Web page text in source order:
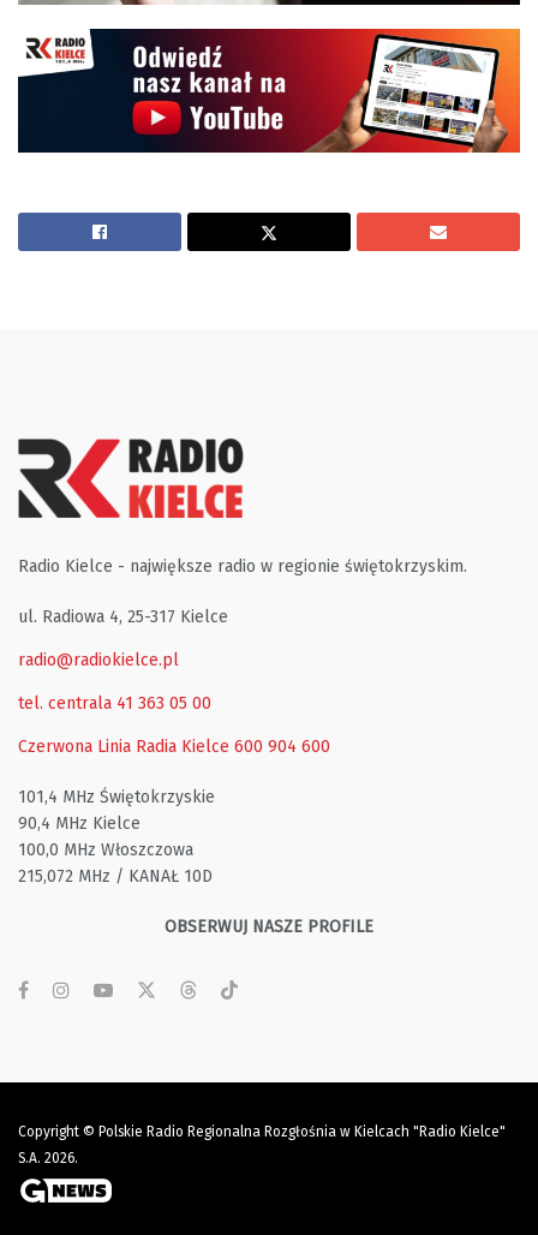
Radio Kielce - największe radio w regionie świętokrzyskim.
ul. Radiowa 4, 25-317 Kielce
radio@radiokielce.pl
tel. centrala 41 363 05 00
Czerwona Linia Radia Kielce 600 904 600
101,4 MHz Świętokrzyskie
90,4 MHz Kielce
100,0 MHz Włoszczowa
215,072 MHz / KANAŁ 10D
OBSERWUJ NASZE PROFILE
Copyright © Polskie Radio Regionalna Rozgłośnia w Kielcach "Radio Kielce"
S.A. 2026.